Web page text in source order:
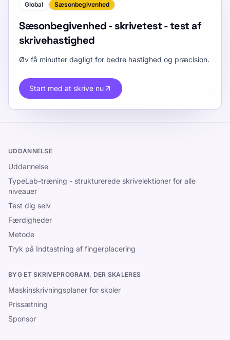
Global Sæsonbegivenhed
Sæsonbegivenhed - skrivetest - test af
skrivehastighed
Øv få minutter dagligt for bedre hastighed og præcision.
Start med at skrive nu
UDDANNELSE
Uddannelse
TypeLab-træning - strukturerede skrivelektioner for alle
niveauer
Test dig selv
Færdigheder
Metode
Tryk på Indtastning af fingerplacering
BYG ET SKRIVEPROGRAM, DER SKALERES
Maskinskrivningsplaner for skoler
Prissætning
Sponsor